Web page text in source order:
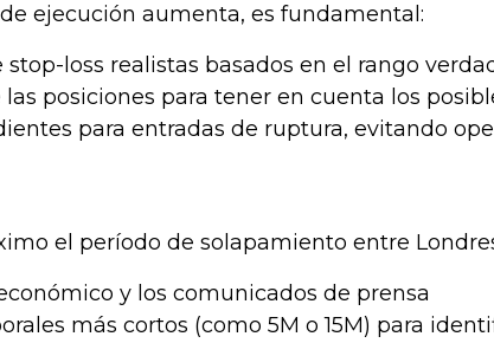
ejecución aumenta, es fundamental:
loss realistas basados ​​en el rango
posiciones para tener en cuenta los
para entradas de ruptura, evitando
el período de solapamiento entre
y los comunicados de prensa
más cortos (como 5M o 15M) para